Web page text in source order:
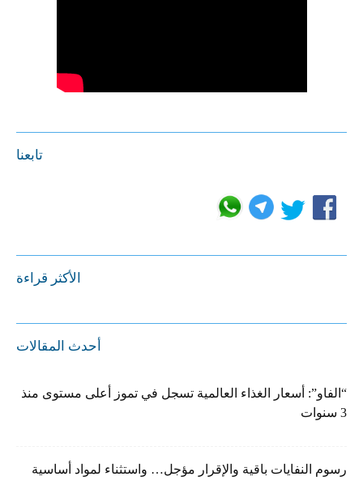
تابعنا
الأكثر قراءة
أحدث المقالات
“الفاو”: أسعار الغذاء العالمية تسجل في تموز أعلى مستوى منذ
3 سنوات
رسوم النفايات باقية والإقرار مؤجل… واستثناء لمواد أساسية